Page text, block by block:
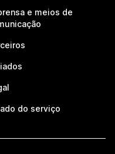
e meios de
do serviço